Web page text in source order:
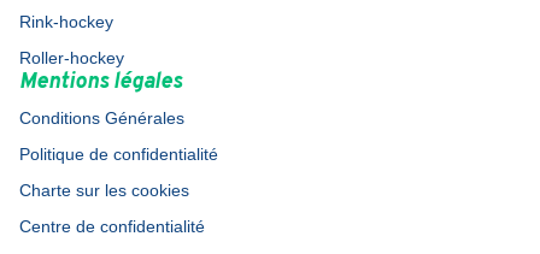
Rink-hockey
Roller-hockey
Mentions légales
Conditions Générales
Politique de confidentialité
Charte sur les cookies
Centre de confidentialité